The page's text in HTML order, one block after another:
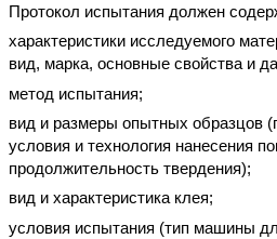
Протокол испытания должен
характеристики исследуемого
вид, марка, основные свойства и
метод испытания;
вид и размеры опытных образцов
условия и технология нанесения
продолжительность твердения);
вид и характеристика клея;
условия испытания (тип машины